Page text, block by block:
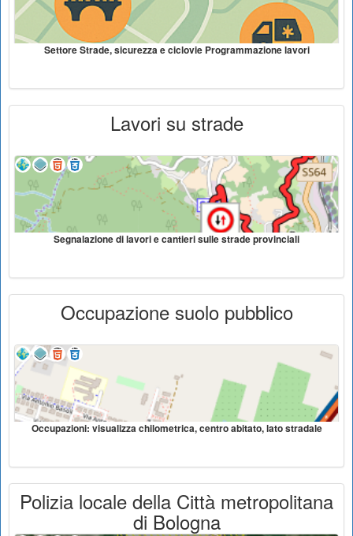
Settore Strade, sicurezza e ciclovie Programmazione lavori
Lavori su strade
Segnalazione di lavori e cantieri sulle strade provinciali
Occupazione suolo pubblico
Occupazioni: visualizza chilometrica, centro abitato, lato stradale
Polizia locale della Città metropolitana
di Bologna